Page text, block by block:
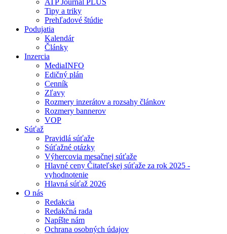
ATP Journal PLUS
Tipy a triky
Prehľadové štúdie
Podujatia
Kalendár
Články
Inzercia
MediaINFO
Edičný plán
Cenník
Zľavy
Rozmery inzerátov a rozsahy článkov
Rozmery bannerov
VOP
Súťaž
Pravidlá súťaže
Súťažné otázky
Výhercovia mesačnej súťaže
Hlavné ceny Čitateľskej súťaže za rok 2025 -
vyhodnotenie
Hlavná súťaž 2026
O nás
Redakcia
Redakčná rada
Napíšte nám
Ochrana osobných údajov